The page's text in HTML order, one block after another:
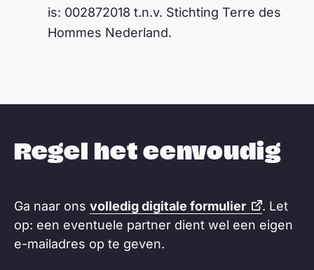
is: 002872018 t.n.v. Stichting Terre des
Hommes Nederland.
Regel het eenvoudig
Ga naar ons volledig digitale formulier
. Let
op: een eventuele partner dient wel een eigen
e-mailadres op te geven.